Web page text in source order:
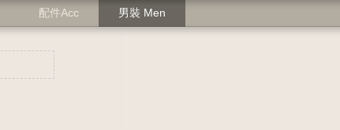
配件Acc 男裝 Men